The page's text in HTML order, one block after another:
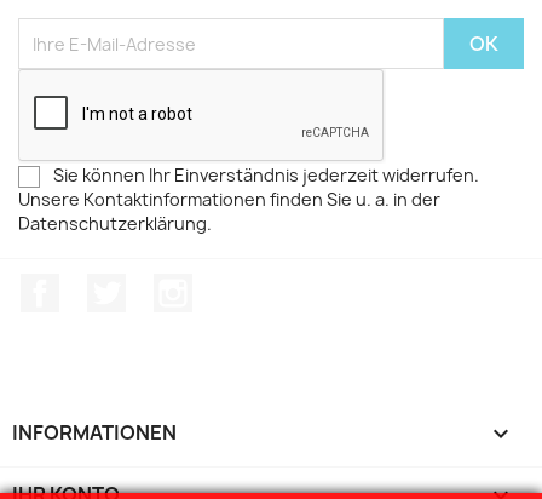
Sie können Ihr Einverständnis jederzeit widerrufen.
Unsere Kontaktinformationen finden Sie u. a. in der
Datenschutzerklärung.
INFORMATIONEN 